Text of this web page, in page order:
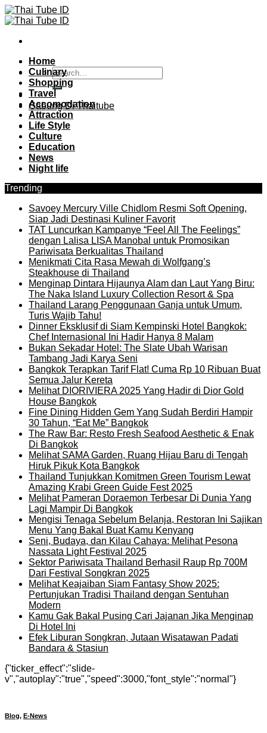
Skip
to
Gabung Di Thaitube
Home
Culinary
Shopping
Travel
Accomodation
Attraction
Life Style
Culture
Education
News
Night life
Trending
Savoey Mercury Ville Chidlom Resmi Soft Opening,
Siap Jadi Destinasi Kuliner Favorit
TAT Luncurkan Kampanye “Feel All The Feelings”
dengan Lalisa LISA Manobal untuk Promosikan
Pariwisata Berkualitas Thailand
Menikmati Cita Rasa Mewah di Wolfgang’s
Steakhouse di Thailand
Menginap Dintara Hijaunya Alam dan Laut Yang Biru:
The Naka Island Luxury Collection Resort & Spa
Thailand Larang Penggunaan Ganja untuk Umum,
Turis Wajib Tahu!
Dinner Eksklusif di Siam Kempinski Hotel Bangkok:
Chef Internasional Ini Hadir Hanya 8 Malam
Bukan Sekadar Hotel: The Slate Ubah Warisan
Tambang Jadi Karya Seni
Bangkok Terapkan Tarif Flat! Cuma Rp 10 Ribuan Buat
Semua Jalur Kereta
Melihat DIORIVIERA 2025 Yang Hadir di Dior Gold
House Bangkok
Fine Dining Hidden Gem Yang Sudah Berdiri Hampir
30 Tahun, “Eat Me” Bangkok
The Raw Bar: Resto Fresh Seafood Aesthetic & Enak
Di Bangkok
Melihat SAMA Garden, Ruang Hijau Baru di Tengah
Hiruk Pikuk Kota Bangkok
Thailand Tunjukkan Komitmen Green Tourism Lewat
Amazing Krabi Green Guide Fest 2025
Melihat Pameran Doraemon Terbesar Di Dunia Yang
Lagi Mampir Di Bangkok
Mengisi Tenaga Sebelum Belanja, Restoran Ini Sajikan
Menu Yang Bakal Buat Kamu Kenyang
Seni, Budaya, dan Kilau Cahaya: Melihat Pesona
Nassata Light Festival 2025
Sektor Pariwisata Thailand Berhasil Raup Rp 700M
Dari Festival Songkran 2025
Melihat Keajaiban Siam Fantasy Show 2025:
Pertunjukan Tradisi Thailand dengan Sentuhan
Modern
Kamu Gak Bakal Pusing Cari Jajanan Jika Menginap
Di Hotel Ini
Efek Liburan Songkran, Jutaan Wisatawan Padati
Bandara & Stasiun
{"ticker_effect":"slide-
v","autoplay":"true","speed":3000,"font_style":"normal"}
Blog, E-News